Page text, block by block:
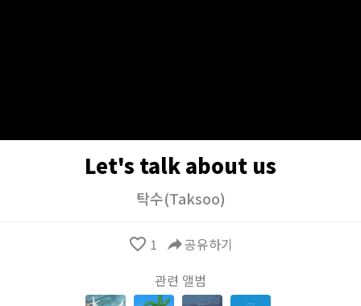
Let's talk about us
탁수(Taksoo)
favorite_border 1 reply공유하기
관련 앨범